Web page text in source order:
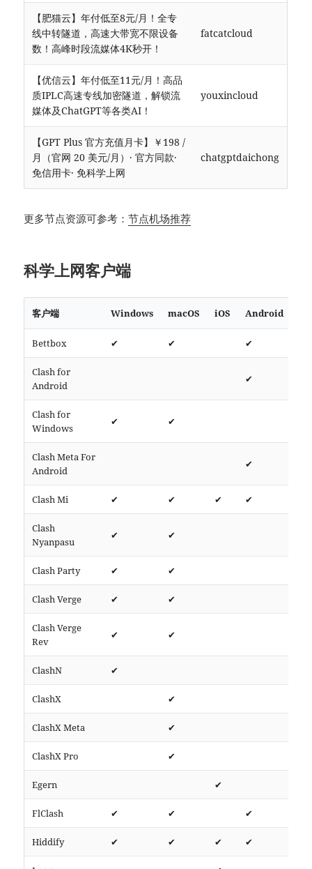
【肥猫云】年付低至8元/月！全专
线中转隧道，高速大带宽不限设备
数！高峰时段流媒体4K秒开！
fatcatcloud
【优信云】年付低至11元/月！高品
质IPLC高速专线加密隧道，解锁流
媒体及ChatGPT等各类AI！
youxincloud
【GPT Plus 官方充值月卡】￥198 /
月（官网 20 美元/月）· 官方同款·
免信用卡· 免科学上网
chatgptdaichong
更多节点资源可参考：节点机场推荐
科学上网客户端
客户端 Windows macOS iOS Android
Bettbox ✔ ✔ ✔
Clash for
Android
✔
Clash for
Windows
✔ ✔
Clash Meta For
Android
✔
Clash Mi ✔ ✔ ✔ ✔
Clash
Nyanpasu
✔ ✔
Clash Party ✔ ✔
Clash Verge ✔ ✔
Clash Verge
Rev
✔ ✔
ClashN ✔
ClashX ✔
ClashX Meta ✔
ClashX Pro ✔
Egern ✔
FlClash ✔ ✔ ✔
Hiddify ✔ ✔ ✔ ✔